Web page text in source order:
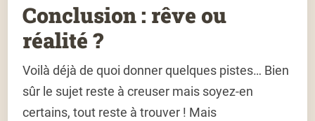
Conclusion : rêve ou
réalité ?
Voilà déjà de quoi donner quelques pistes… Bien
sûr le sujet reste à creuser mais soyez-en
certains, tout reste à trouver ! Mais